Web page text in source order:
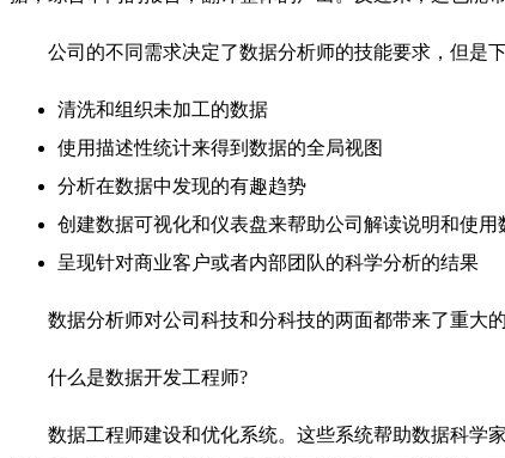
公司的不同需求决定了数据分析师的技能要求，但是
清洗和组织未加工的数据
使用描述性统计来得到数据的全局视图
分析在数据中发现的有趣趋势
创建数据可视化和仪表盘来帮助公司解读说明和使用
呈现针对商业客户或者内部团队的科学分析的结果
数据分析师对公司科技和分科技的两面都带来了重大
什么是数据开发工程师?
数据工程师建设和优化系统。这些系统帮助数据科学